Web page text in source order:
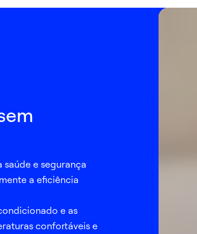
e segurança
a eficiência
e as
confortáveis e